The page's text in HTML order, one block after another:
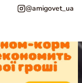
@amigovet_ua